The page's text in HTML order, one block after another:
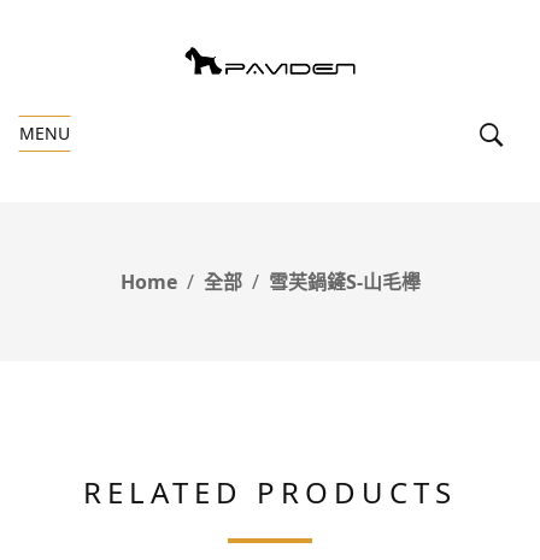
MENU
Home 全部 雪芙鍋鏟S-山毛櫸
RELATED PRODUCTS